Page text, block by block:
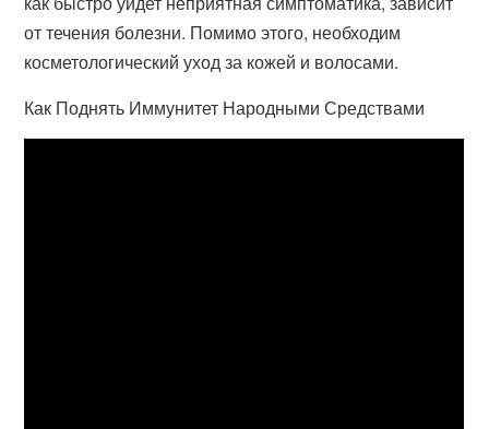
от течения болезни. Помимо этого, необходим
косметологический уход за кожей и волосами.
Как Поднять Иммунитет Народными Средствами